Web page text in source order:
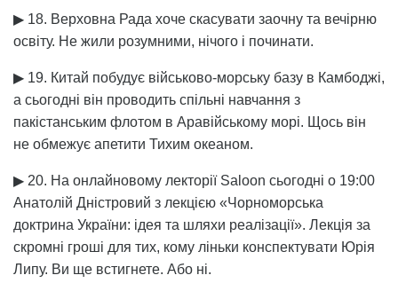
▶ 18. Верховна Рада хоче скасувати заочну та вечірню
освіту. Не жили розумними, нічого і починати.
▶ 19. Китай побудує військово-морську базу в Камбоджі,
а сьогодні він проводить спільні навчання з
пакістанським флотом в Аравійському морі. Щось він
не обмежує апетити Тихим океаном.
▶ 20. На онлайновому лекторії Saloon сьогодні о 19:00
Анатолій Дністровий з лекцією «Чорноморська
доктрина України: ідея та шляхи реалізації». Лекція за
скромні гроші для тих, кому ліньки конспектувати Юрія
Липу. Ви ще встигнете. Або ні.